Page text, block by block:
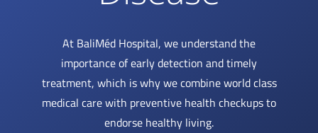
At BaliMéd Hospital, we understand the
importance of early detection and timely
treatment, which is why we combine world class
medical care with preventive health checkups to
endorse healthy living.